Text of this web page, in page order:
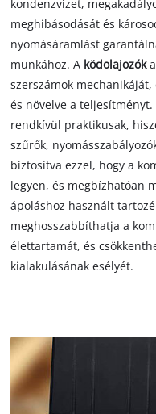
kondenzvizet,
meghibásodását és
nyomásáramlást
munkához. A ködolajozók
szerszámok
és növelve a teljesítményt.
rendkívül praktikusak,
szűrők,
biztosítva ezzel, hogy a
legyen, és megbízhatóan
ápoláshoz használt
meghosszabbíthatja a
élettartamát, és
kialakulásának esélyét.